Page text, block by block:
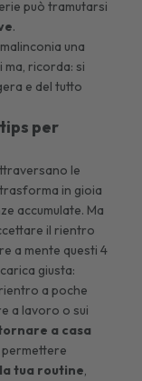
può tramutarsi
.
una
ricorda: si
e del tutto
per
le
in gioia
accumulate. Ma
il rientro
a mente questi 4
giusta:
a poche
a lavoro o sui
a casa
tua routine,